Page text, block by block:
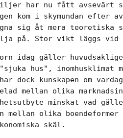
har nu fått avsevärt
kom i skymundan efter
sig åt mera teoretiska
på. Stor vikt läggs vid
idag gäller
"sjuka hus",
dock kunskapen om
mellan olika
minskat vad
mellan olika
skäl.